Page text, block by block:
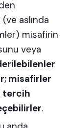
aslında
misafirin
veya
misafirler
tercih
.